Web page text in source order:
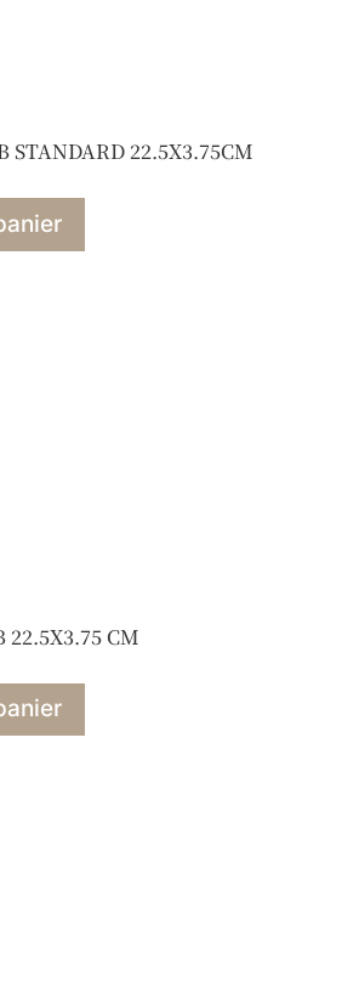
STANDARD 22.5X3.75CM
22.5X3.75 CM